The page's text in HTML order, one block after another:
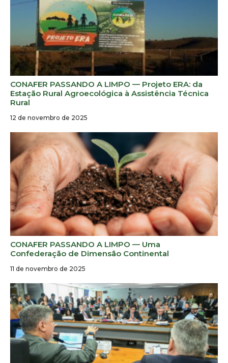
CONAFER PASSANDO A LIMPO — Projeto ERA: da
Estação Rural Agroecológica à Assistência Técnica
Rural
12 de novembro de 2025
CONAFER PASSANDO A LIMPO — Uma
Confederação de Dimensão Continental
11 de novembro de 2025